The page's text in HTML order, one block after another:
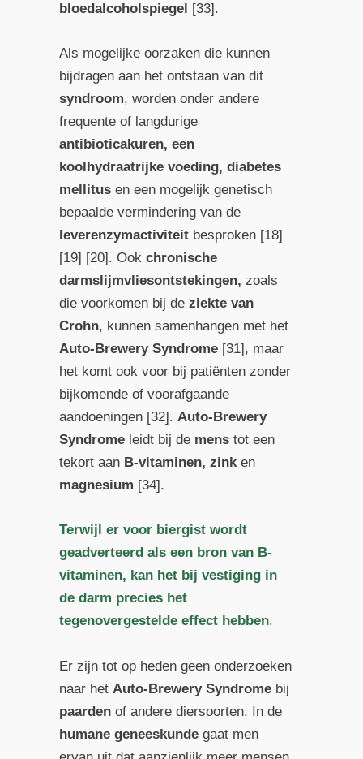
bloedalcoholspiegel [33].
Als mogelijke oorzaken die kunnen
bijdragen aan het ontstaan van dit
syndroom, worden onder andere
frequente of langdurige
antibioticakuren, een
koolhydraatrijke voeding, diabetes
mellitusen een mogelijk genetisch
bepaalde vermindering van de
leverenzymactiviteitbesproken [18]
[19] [20]. Ook chronische
darmslijmvliesontstekingen, zoals
die voorkomen bij de ziekte van
Crohn, kunnen samenhangen met het
Auto-Brewery Syndrome[31], maar
het komt ook voor bij patiënten zonder
bijkomende of voorafgaande
aandoeningen [32]. Auto-Brewery
Syndromeleidt bij de menstot een
tekort aan B-vitaminen, zinken
magnesium [34].
Terwijl er voor biergist wordt
geadverteerd als een bron van B-
vitaminen, kan het bij vestiging in
de darm precies het
tegenovergestelde effect hebben.
Er zijn tot op heden geen onderzoeken
naar het Auto-Brewery Syndromebij
paardenof andere diersoorten. In de
humane geneeskundegaat men